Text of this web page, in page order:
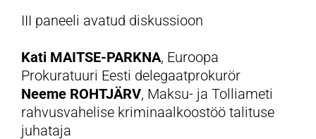
III paneeli avatud diskussioon
Kati MAITSE-PARKNA, Euroopa
Prokuratuuri Eesti delegaatprokurör
Neeme ROHTJÄRV, Maksu- ja Tolliameti
rahvusvahelise kriminaalkoostöö talituse
juhataja